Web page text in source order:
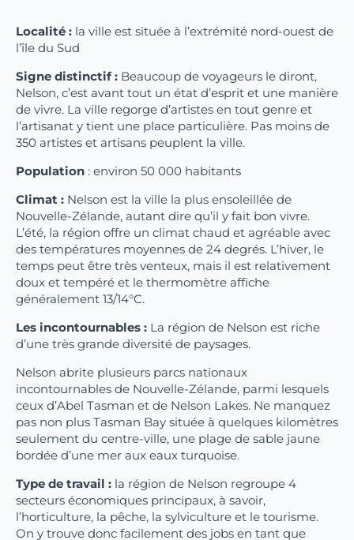
Localité : la ville est située à l’extrémité nord-ouest de
l’île du Sud
Signe distinctif : Beaucoup de voyageurs le diront,
Nelson, c’est avant tout un état d’esprit et une manière
de vivre. La ville regorge d’artistes en tout genre et
l’artisanat y tient une place particulière. Pas moins de
350 artistes et artisans peuplent la ville.
Population : environ 50 000 habitants
Climat : Nelson est la ville la plus ensoleillée de
Nouvelle-Zélande, autant dire qu’il y fait bon vivre.
L’été, la région offre un climat chaud et agréable avec
des températures moyennes de 24 degrés. L’hiver, le
temps peut être très venteux, mais il est relativement
doux et tempéré et le thermomètre affiche
généralement 13/14°C.
Les incontournables : La région de Nelson est riche
d’une très grande diversité de paysages.
Nelson abrite plusieurs parcs nationaux
incontournables de Nouvelle-Zélande, parmi lesquels
ceux d’Abel Tasman et de Nelson Lakes. Ne manquez
pas non plus Tasman Bay située à quelques kilomètres
seulement du centre-ville, une plage de sable jaune
bordée d’une mer aux eaux turquoise.
Type de travail : la région de Nelson regroupe 4
secteurs économiques principaux, à savoir,
l’horticulture, la pêche, la sylviculture et le tourisme.
On y trouve donc facilement des jobs en tant que